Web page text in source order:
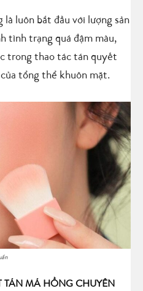
luôn bắt đầu với lượng sản
tình trạng quá đậm màu,
trong thao tác tán quyết
tổng thể khuôn mặt.
TÁN MÁ HỒNG CHUYÊN